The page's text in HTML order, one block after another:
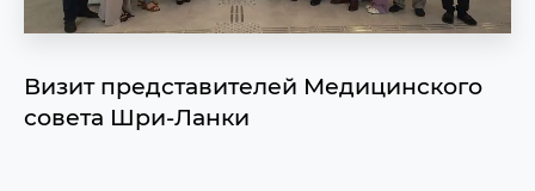
Визит представителей Медицинского
совета Шри-Ланки